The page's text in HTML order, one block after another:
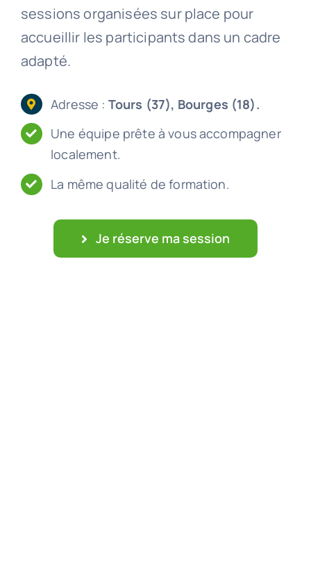
sessions organisées sur place pour
accueillir les participants dans un cadre
adapté.
Adresse : Tours (37), Bourges (18).
Une équipe prête à vous accompagner
localement.
La même qualité de formation.
Je réserve ma session